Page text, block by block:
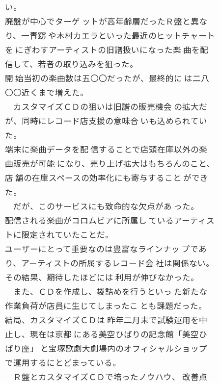
い。
廃盤が中心でターゲ ットが高年齢層だったＲ盤と異な
り、一青窈 や木村カエラといった最近のヒットチャート
を にぎわすアーティストの旧譜扱いになった楽 曲を配
信して、若者の取り込みを狙った。
開 始当初の楽曲数は五〇〇だったが、最終的に は二八
〇〇近くまで増えた。
カスタマイズＣＤの狙いは旧譜の販売機会 の拡大だ
が、同時にレコード店支援の意味合 いも込められてい
た。
端末に楽曲データを配 信することで店頭在庫以外の楽
曲販売が可能 になり、売り上げ拡大はもちろんのこと、
店 舗の在庫スペースの効率化にも寄与すること ができ
た。
だが、このサービスにも致命的な欠点があ った。
配信される楽曲がコロムビアに所属し ているアーティス
トに限定されていたことだ。
ユーザーにとって重要なのは豊富なラインナッ プであ
り、アーティストの所属するレコード会 社は関係ない。
その結果、期待したほどには 利用が伸びなかった。
また、ＣＤを作成し、袋詰めを行うといっ た新たな
作業負荷が店員に生じてしまったこ とも課題だった。
結局、カスタマイズＣＤは 昨年二月末で試験運用を中
止し、現在は京都 にある美空ひばりの記念館「美空ひ
ばり座」 と宝塚歌劇大劇場内のオフィシャルショップ
で運用するにとどまっている。
Ｒ盤とカスタマイズＣＤで培ったノウハウ、 改善点